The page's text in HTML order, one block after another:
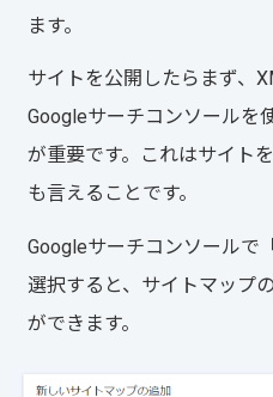
ます。
サイトを公開したらまず、
Googleサーチコンソールを
が重要です。これはサイト
も言えることです。
Googleサーチコンソールで
選択すると、サイトマップ
ができます。